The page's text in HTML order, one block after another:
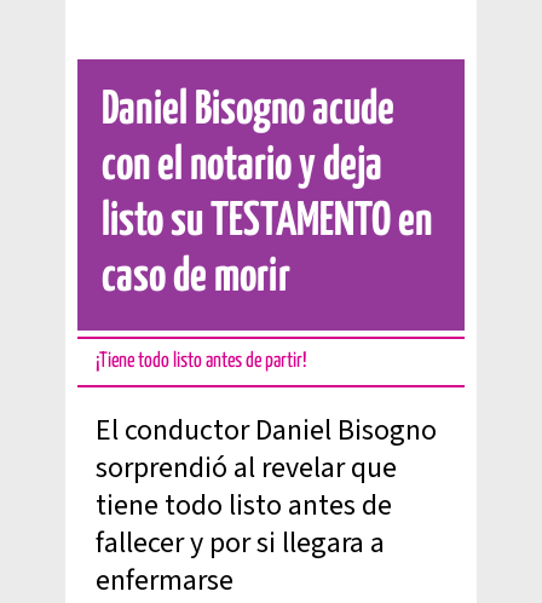
Daniel Bisogno acude
con el notario y deja
listo su TESTAMENTO en
caso de morir
¡Tiene todo listo antes de partir!
El conductor Daniel Bisogno
sorprendió al revelar que
tiene todo listo antes de
fallecer y por si llegara a
enfermarse